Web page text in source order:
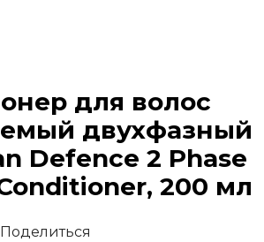
для волос
двухфазный
Defence 2 Phase
200 мл
Поделиться